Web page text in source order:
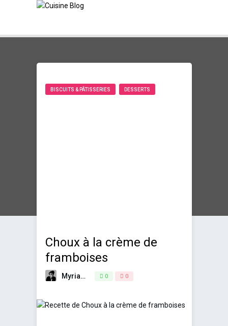
BISCUITS & PÂTISSERIES DESSERTS
Choux à la crème de
framboises
Myriam 2 avril 2015
0 0